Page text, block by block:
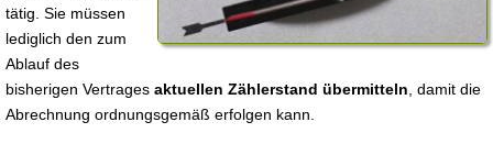
tätig. Sie müssen
lediglich den zum
Ablauf des
bisherigen Vertrages aktuellen Zählerstand übermitteln , damit die
Abrechnung ordnungsgemäß erfolgen kann.